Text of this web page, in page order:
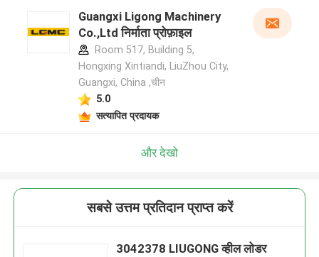
Guangxi Ligong Machinery
Co.,Ltd निर्माता प्रोफ़ाइल
Room 517, Building 5,
Hongxing Xintiandi, LiuZhou City,
Guangxi, China ,चीन
5.0
सत्यापित प्रदायक
और देखो
सबसे उत्तम प्रतिदान प्राप्त करें
3042378 LIUGONG व्हील लोडर